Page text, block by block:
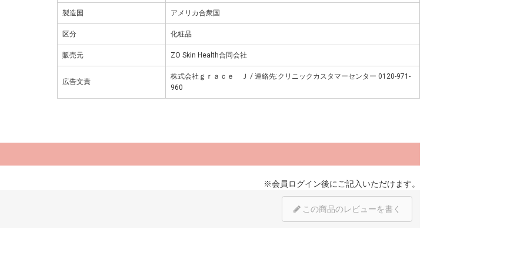
製造国 アメリカ合衆国
区分 化粧品
販売元 ZO Skin Health合同会社
広告文責
株式会社ｇｒａｃｅ Ｊ / 連絡先:クリニックカスタマーセンター 0120-971-
960
※会員ログイン後にご記入いただけます。
この商品のレビューを書く